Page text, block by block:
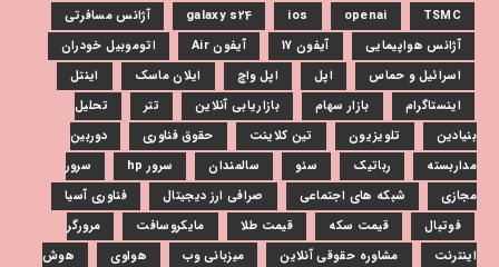
galaxy s24 ios openai TSMC
آژانس مسافرتی
آژانس هواپیمایی
آیفون 17 آیفون Air
اتوموبیل خودران
اسرائیل و حماس
اپل اپل واچ ایلان ماسک
اینتل
اینستاگرام
بازار سهام بازاریابی آنلاین تتر
تحلیل
بنیادین
تلویزیون تین کلاینت حقوق فناوری
دوربین
مداربسته
رباتیک سئو سالمندان سرور hp
سرور
مجازی
شبکه های اجتماعی صرافی ارز دیجیتال
فناوری آسیا
فوتبال
قیمت سکه قیمت طلا مایکروسافت
مرورگر
اینترنت
مشاوره حقوقی آنلاین میزبانی وب هواوی هوش